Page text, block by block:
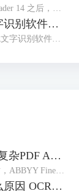
破解版的OCR文字识别软件，带来了太多安全问题
ABBYY如何识别复杂PDF ABBYY如何识别竖排繁体
OCR识别失败什么原因 OCR识别如何保证位置正确